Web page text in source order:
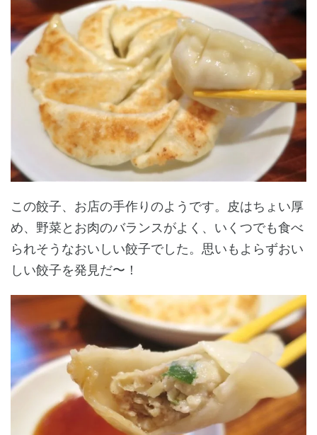
この餃子、お店の手作りのようです。皮はちょい厚
め、野菜とお肉のバランスがよく、いくつでも食べ
られそうなおいしい餃子でした。思いもよらずおい
しい餃子を発見だ〜！